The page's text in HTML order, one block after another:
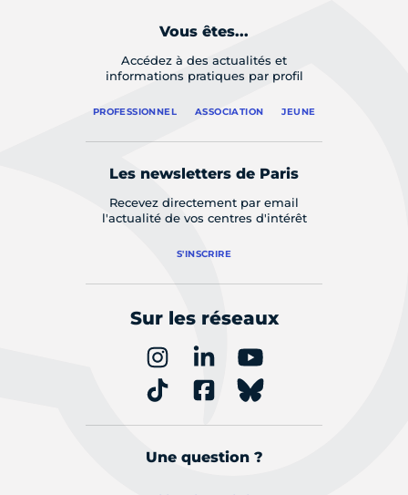
Vous êtes...
Accédez à des actualités et
informations pratiques par profil
PROFESSIONNEL ASSOCIATION JEUNE
Les newsletters de Paris
Recevez directement par email
l'actualité de vos centres d'intérêt
S'INSCRIRE
Sur les réseaux
Une question ?